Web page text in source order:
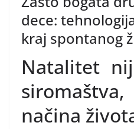
dece:
kraj spontanog
Natalitet
načina